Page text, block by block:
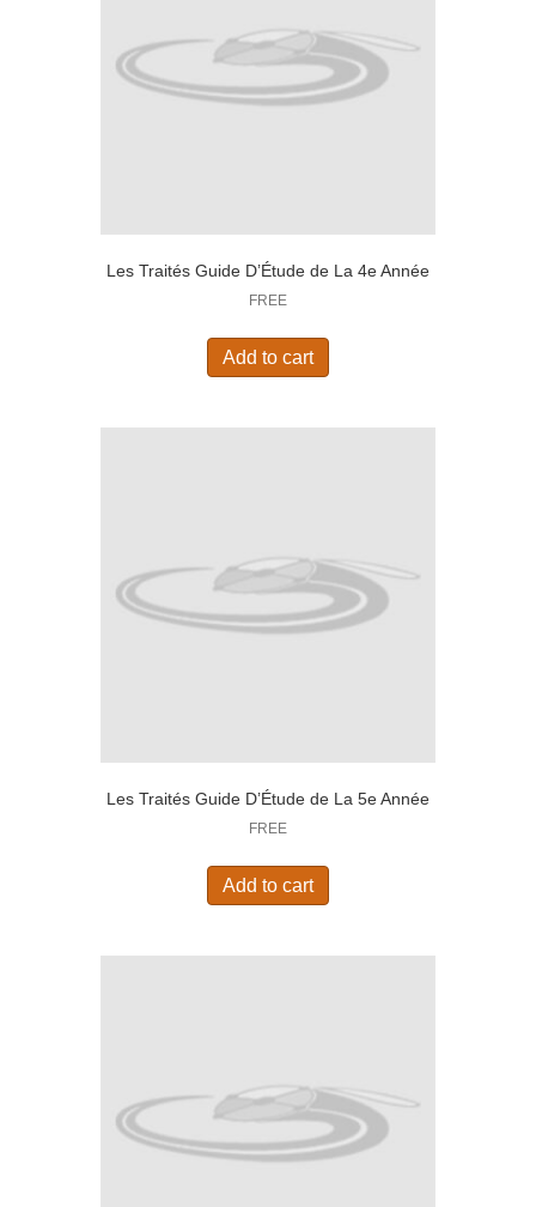
Les Traités Guide D’Étude de La 4e Année
FREE
Add to cart
Les Traités Guide D’Étude de La 5e Année
FREE
Add to cart